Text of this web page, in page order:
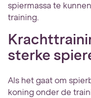
spiermassa te
training.
sterke
Als het gaat om
koning onder de